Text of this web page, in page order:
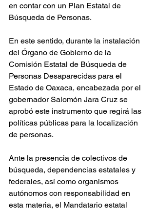
en contar con un Plan Estatal de
Búsqueda de Personas.
En este sentido, durante la instalación
del Órgano de Gobierno de la
Comisión Estatal de Búsqueda de
Personas Desaparecidas para el
Estado de Oaxaca, encabezada por el
gobernador Salomón Jara Cruz se
aprobó este instrumento que regirá las
políticas públicas para la localización
de personas.
Ante la presencia de colectivos de
búsqueda, dependencias estatales y
federales, así como organismos
autónomos con responsabilidad en
esta materia, el Mandatario estatal